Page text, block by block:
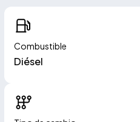
Combustible
Diésel